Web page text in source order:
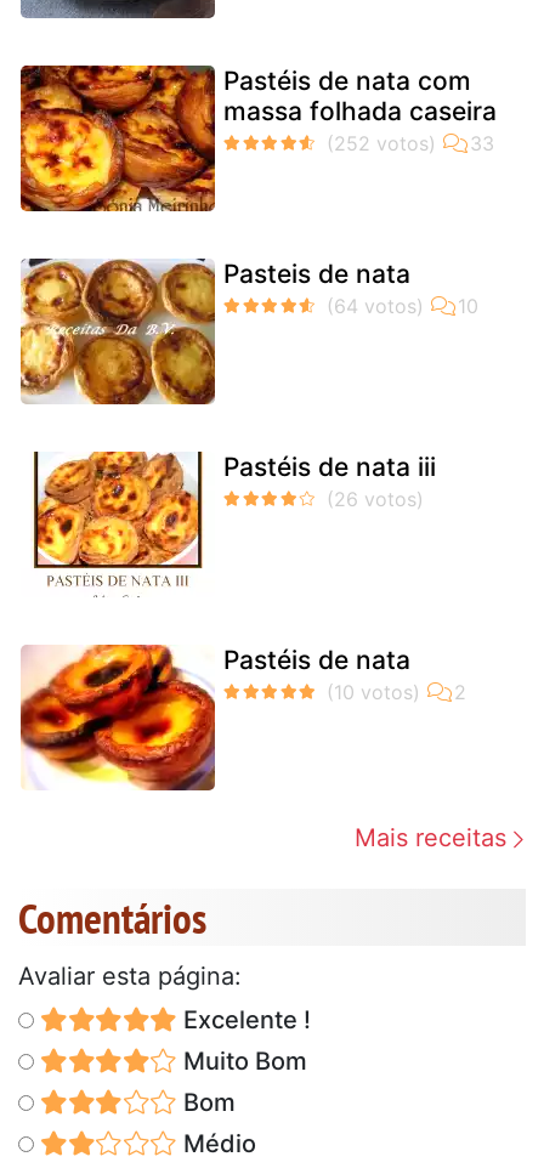
Pastéis de nata com
massa folhada caseira
Pasteis de nata
Pastéis de nata iii
Pastéis de nata
Mais receitas
Comentários
Avaliar esta página:
Excelente !
Muito Bom
Bom
Médio